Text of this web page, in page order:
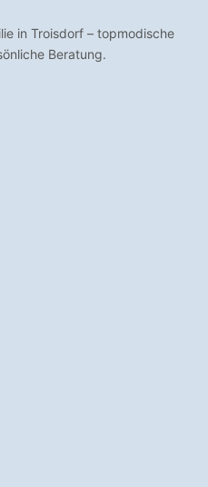
in Troisdorf – topmodische
Beratung.